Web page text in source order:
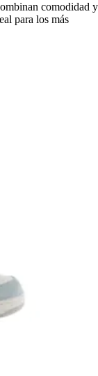
comodidad y
para los más